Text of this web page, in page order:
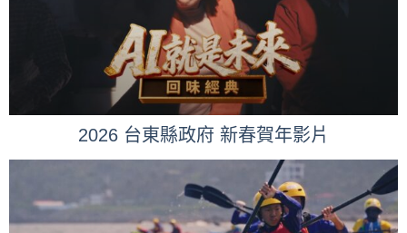
2026 台東縣政府 新春賀年影片